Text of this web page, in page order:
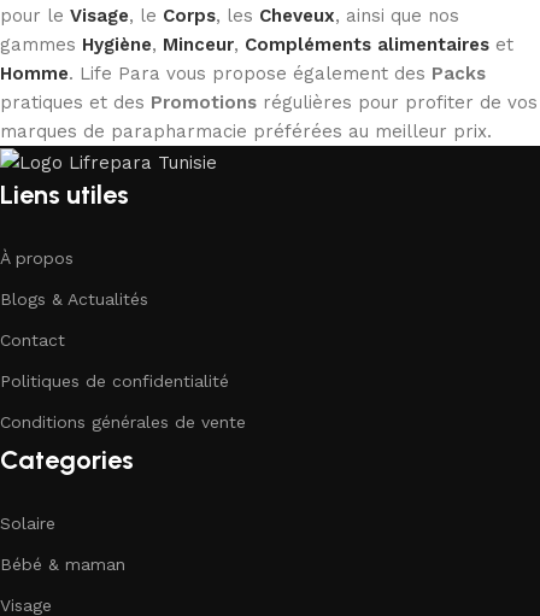
pour le Visage, le Corps, les Cheveux, ainsi que nos
gammes Hygiène, Minceur, Compléments alimentaires et
Homme. Life Para vous propose également des Packs
pratiques et des Promotions régulières pour profiter de vos
marques de parapharmacie préférées au meilleur prix.
Liens utiles
À propos
Blogs & Actualités
Contact
Politiques de confidentialité
Conditions générales de vente
Categories
Solaire
Bébé & maman
Visage